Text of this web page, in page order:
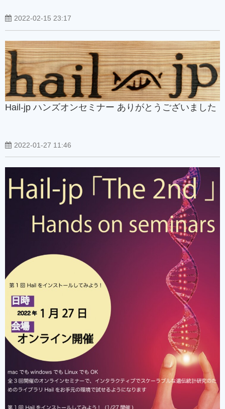
2022-02-15 23:17
Hail-jp ハンズオンセミナー ありがとうございました
2022-01-27 11:46